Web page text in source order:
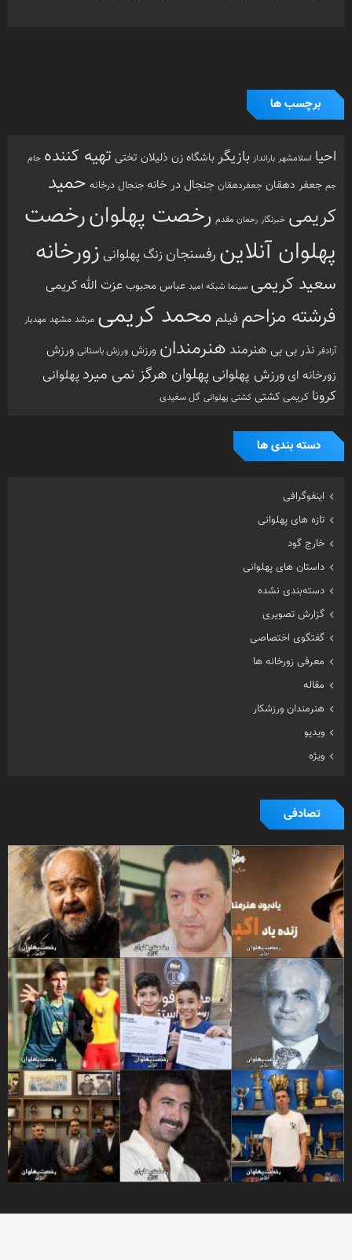
برچسب ها
احیا اسلامشهر بارانداز بازیگرباشگاه زن ذلیلان تختی تهیه کننده جام
جم جعفر دهقان جعفردهقان جنجال در خانه جنجال درخانه حمید
کریمی خبرنگار رحمان مقدم رخصت پهلوانرخصت
پهلوان آنلاین رفسنجان زنگ پهلوانی زورخانه
سعید کریمی سینما شبکه امید عباس محبوبعزت الله کریمی
فرشته مزاحمفیلم محمد کریمی مرشد مشهد مهدیار
آزادفر نذر بی بی هنرمند هنرمندان ورزش ورزش باستانی ورزش
زورخانه ای ورزش پهلوانی پهلوان هرگز نمی میرد پهلوانی
کرونا کریمی کشتی کشتی پهلوانی گل سفیدی
دسته بندی ها
اینفوگرافی
تازه های پهلوانی
خارج گود
داستان های پهلوانی
دسته‌بندی نشده
گزارش تصویری
گفتگوی اختصاصی
معرفی زورخانه ها
مقاله
هنرمندان ورزشکار
ویدیو
ویژه
تصادفی